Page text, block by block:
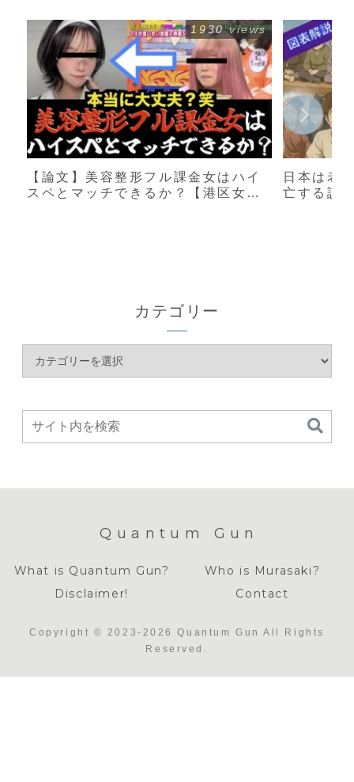
【論文】美容整形フル課金女はハイ
スペとマッチできるか？【港区女
1930 views
日本は老
亡する説
カテゴリー
Quantum Gun
What is Quantum Gun?
Who is Murasaki?
Disclaimer!
Contact
Copyright © 2023-2026 Quantum Gun All Rights
Reserved.